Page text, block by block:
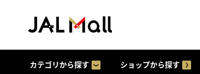
カテゴリから探す ショップから探す